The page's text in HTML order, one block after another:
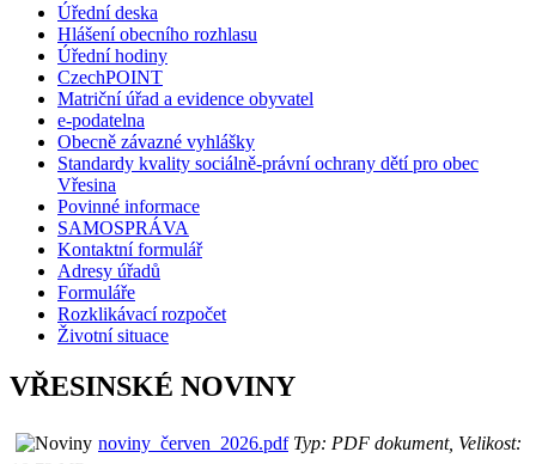
Úřední deska
Hlášení obecního rozhlasu
Úřední hodiny
CzechPOINT
Matriční úřad a evidence obyvatel
e-podatelna
Obecně závazné vyhlášky
Standardy kvality sociálně-právní ochrany dětí pro obec
Vřesina
Povinné informace
SAMOSPRÁVA
Kontaktní formulář
Adresy úřadů
Formuláře
Rozklikávací rozpočet
Životní situace
VŘESINSKÉ NOVINY
noviny_červen_2026.pdfTyp: PDF dokument, Velikost: